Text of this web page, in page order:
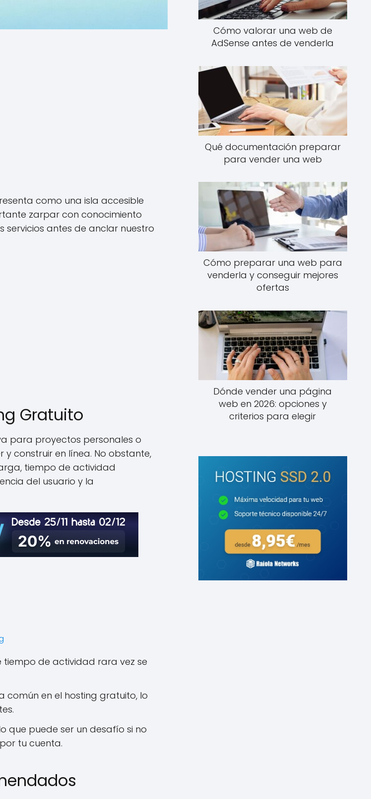
como una isla accesible
zarpar con conocimiento
servicios antes de anclar nuestro
Gratuito
para proyectos personales o
construir en línea. No obstante,
tiempo de actividad
del usuario y la
tiempo de actividad rara vez se
común en el hosting gratuito, lo
que puede ser un desafío si no
tu cuenta.
Cómo valorar una web de
AdSense antes de venderla
Qué documentación preparar
para vender una web
Cómo preparar una web para
venderla y conseguir mejores
ofertas
Dónde vender una página
web en 2026: opciones y
criterios para elegir